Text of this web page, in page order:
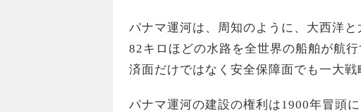
パナマ運河は、周知のように、大西洋
82キロほどの水路を全世界の船舶が航
済面だけではなく安全保障面でも一大戦
パナマ運河の建設の権利は1900年冒頭